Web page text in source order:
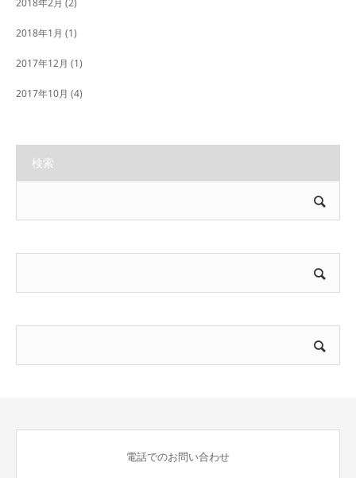
2018年2月 (2)
2018年1月 (1)
2017年12月 (1)
2017年10月 (4)
検索
電話でのお問い合わせ